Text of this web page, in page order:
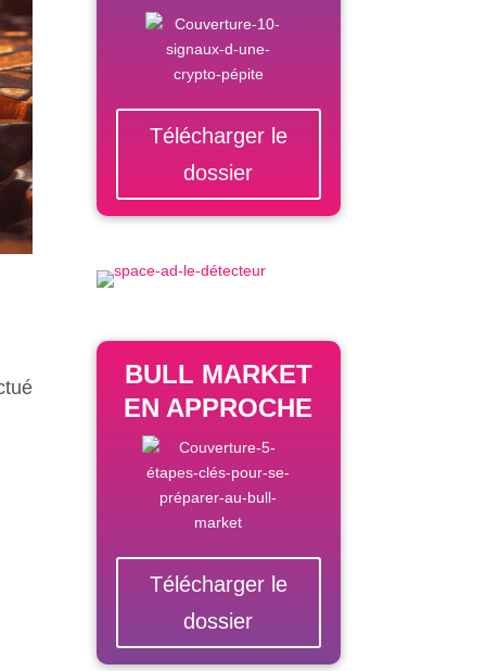
Télécharger le
dossier
BULL MARKET
EN APPROCHE
Télécharger le
dossier